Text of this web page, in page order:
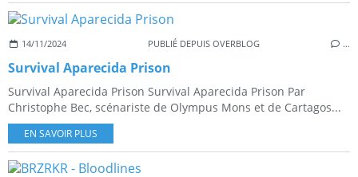
14/11/2024 PUBLIÉ DEPUIS OVERBLOG …
Survival Aparecida Prison
Survival Aparecida Prison Survival Aparecida Prison Par
Christophe Bec, scénariste de Olympus Mons et de Cartagos...
EN SAVOIR PLUS